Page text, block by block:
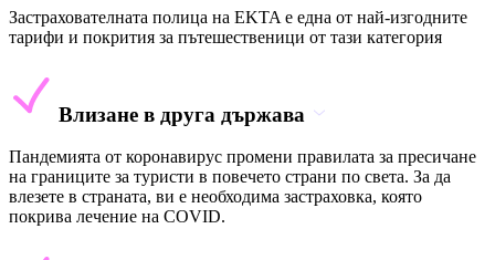
Застрахователната полица на EKTA е една от най-изгодните
тарифи и покрития за пътешественици от тази категория
Влизане в друга държава
Пандемията от коронавирус промени правилата за пресичане
на границите за туристи в повечето страни по света. За да
влезете в страната, ви е необходима застраховка, която
покрива лечение на COVID.